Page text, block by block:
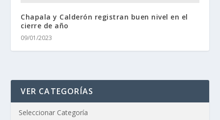
Chapala y Calderón registran buen nivel en el
cierre de año
09/01/2023
VER CATEGORÍAS